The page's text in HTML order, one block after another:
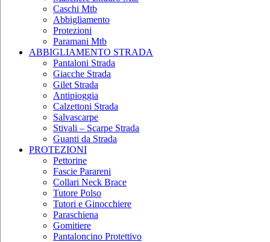
Caschi Mtb
Abbigliamento
Protezioni
Paramani Mtb
ABBIGLIAMENTO STRADA
Pantaloni Strada
Giacche Strada
Gilet Strada
Antipioggia
Calzettoni Strada
Salvascarpe
Stivali – Scarpe Strada
Guanti da Strada
PROTEZIONI
Pettorine
Fascie Parareni
Collari Neck Brace
Tutore Polso
Tutori e Ginocchiere
Paraschiena
Gomitiere
Pantaloncino Protettivo